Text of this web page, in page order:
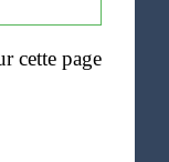
cette page